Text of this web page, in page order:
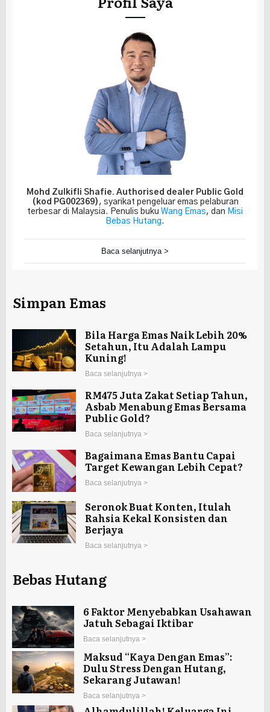
Mohd Zulkifli Shafie. Authorised dealer Public Gold
(kod PG002369) , syarikat pengeluar emas pelaburan
terbesar di Malaysia. Penulis buku Wang Emas, dan Misi
Bebas Hutang.
Baca selanjutnya >
Simpan Emas
Bila Harga Emas Naik Lebih 20%
Setahun, Itu Adalah Lampu
Kuning!
Baca selanjutnya >
RM475 Juta Zakat Setiap Tahun,
Asbab Menabung Emas Bersama
Public Gold?
Baca selanjutnya >
Bagaimana Emas Bantu Capai
Target Kewangan Lebih Cepat?
Baca selanjutnya >
Seronok Buat Konten, Itulah
Rahsia Kekal Konsisten dan
Berjaya
Baca selanjutnya >
Bebas Hutang
6 Faktor Menyebabkan Usahawan
Jatuh Sebagai Iktibar
Baca selanjutnya >
Maksud “Kaya Dengan Emas”:
Dulu Stress Dengan Hutang,
Sekarang Jutawan!
Baca selanjutnya >